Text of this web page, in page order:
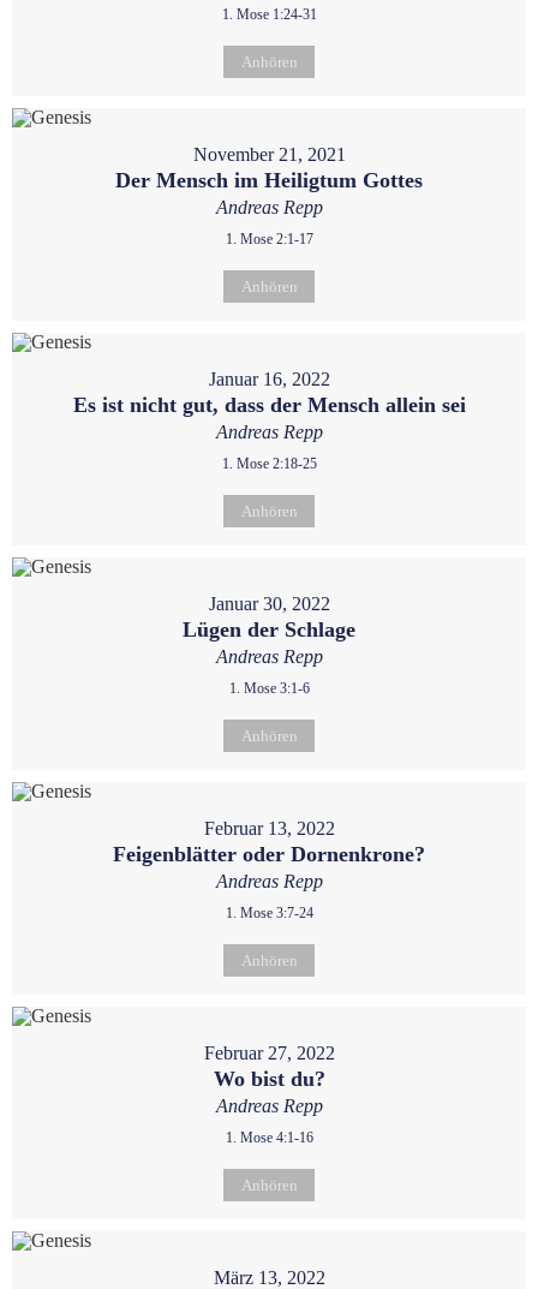
1. Mose 1:24-31
Anhören
November 21, 2021
Der Mensch im Heiligtum Gottes
Andreas Repp
1. Mose 2:1-17
Anhören
Januar 16, 2022
Es ist nicht gut, dass der Mensch allein sei
Andreas Repp
1. Mose 2:18-25
Anhören
Januar 30, 2022
Lügen der Schlage
Andreas Repp
1. Mose 3:1-6
Anhören
Februar 13, 2022
Feigenblätter oder Dornenkrone?
Andreas Repp
1. Mose 3:7-24
Anhören
Februar 27, 2022
Wo bist du?
Andreas Repp
1. Mose 4:1-16
Anhören
März 13, 2022